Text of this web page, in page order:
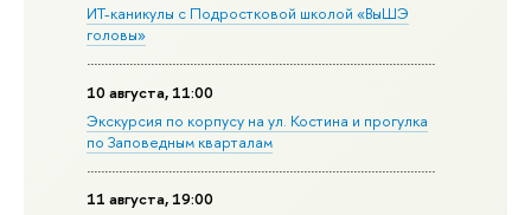
ИТ-каникулы с Подростковой школой «ВыШЭ
головы»
10 августа, 11:00
Экскурсия по корпусу на ул. Костина и прогулка
по Заповедным кварталам
11 августа, 19:00